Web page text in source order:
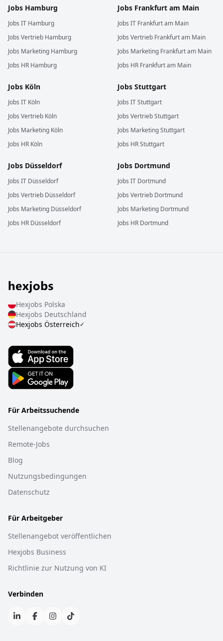
Jobs Hamburg
Jobs IT Hamburg
Jobs Vertrieb Hamburg
Jobs Marketing Hamburg
Jobs HR Hamburg
Jobs Frankfurt am Main
Jobs IT Frankfurt am Main
Jobs Vertrieb Frankfurt am Main
Jobs Marketing Frankfurt am Main
Jobs HR Frankfurt am Main
Jobs Köln
Jobs IT Köln
Jobs Vertrieb Köln
Jobs Marketing Köln
Jobs HR Köln
Jobs Stuttgart
Jobs ITStuttgart
Jobs VertriebStuttgart
Jobs MarketingStuttgart
Jobs HRStuttgart
Jobs Düsseldorf
Jobs IT Düsseldorf
Jobs Vertrieb Düsseldorf
Jobs Marketing Düsseldorf
Jobs HR Düsseldorf
Jobs Dortmund
Jobs IT Dortmund
Jobs Vertrieb Dortmund
Jobs Marketing Dortmund
Jobs HR Dortmund
Hexjobs Polska
Hexjobs Deutschland
Hexjobs Österreich✓
Für Arbeitssuchende
Stellenangebote durchsuchen
Remote-Jobs
Blog
Nutzungsbedingungen
Datenschutz
Für Arbeitgeber
Stellenangebot veröffentlichen
Hexjobs Business
Richtlinie zur Nutzung von KI
Verbinden